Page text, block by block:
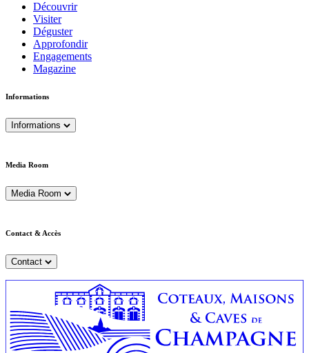
Découvrir
Visiter
Déguster
Approfondir
Engagements
Magazine
Informations
Informations
Media Room
Media Room
Contact & Accès
Contact